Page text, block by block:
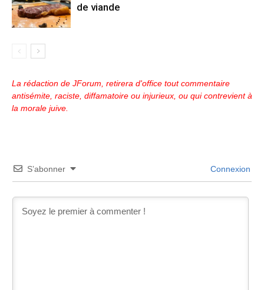
de viande
La rédaction de JForum, retirera d'office tout commentaire
antisémite, raciste, diffamatoire ou injurieux, ou qui contrevient à
la morale juive.
S’abonner Connexion